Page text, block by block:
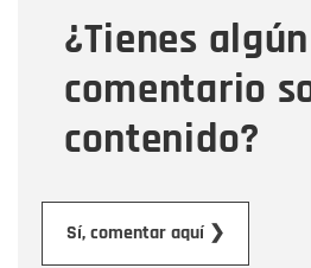
¿Tienes algún
comentario
contenido?
Sí, comentar aquí ❯
Mensaje